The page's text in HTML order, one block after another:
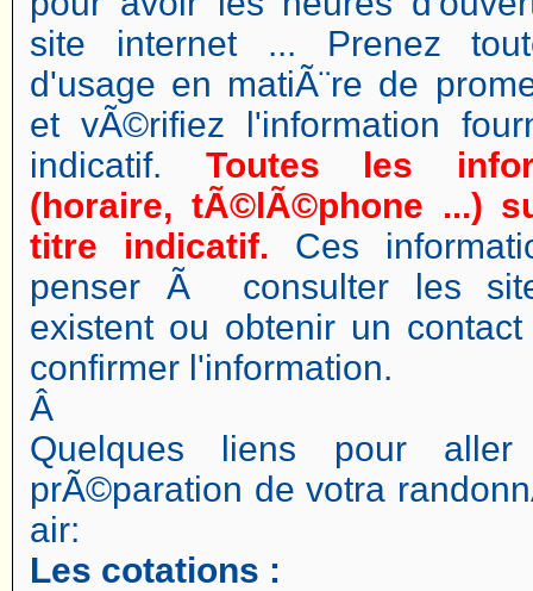
site internet ... Prenez
d'usage en matiÃ¨re de
et vÃ©rifiez l'information
indicatif. Toutes les
(horaire, tÃ©lÃ©phone ...)
titre indicatif. Ces
penser Ã consulter les
existent ou obtenir un
confirmer l'information.
Â
Quelques liens pour
prÃ©paration de votra
air:
Les cotations :